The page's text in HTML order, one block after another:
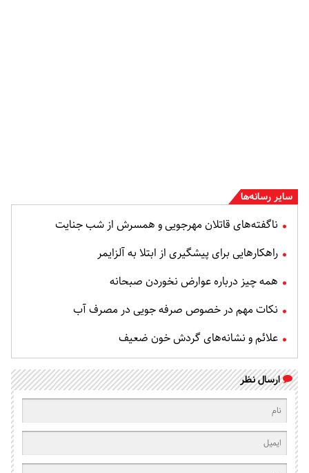
سایر رسانه‌ها
ناگفته‌های قاتلان مهرجویی و همسرش از شب جنایت
راهکارهایی برای پیشگیری از ابتلا به آلزایمر
همه چیز درباره عوارض نخوردن صبحانه
نکات مهم در خصوص صرفه جویی در مصرف آب
علائم و نشانه‌های گردش خون ضعیف
ارسال نظر